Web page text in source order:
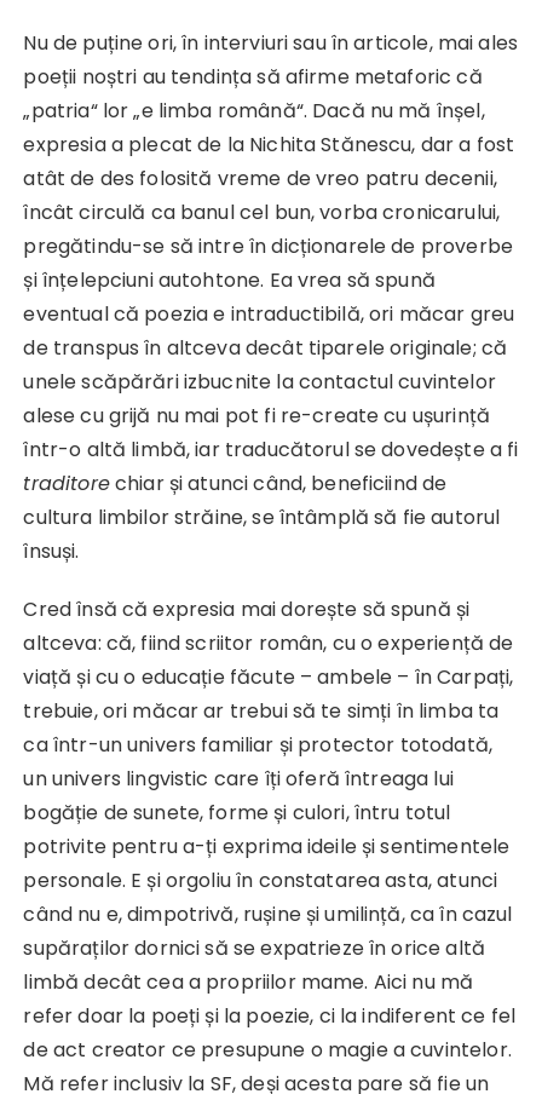
Nu de puține ori, în interviuri sau în articole, mai ales
poeții noștri au tendința să afirme metaforic că
„patria“ lor „e limba română“. Dacă nu mă înșel,
expresia a plecat de la Nichita Stănescu, dar a fost
atât de des folosită vreme de vreo patru decenii,
încât circulă ca banul cel bun, vorba cronicarului,
pregătindu-se să intre în dicționarele de proverbe
și înțelepciuni autohtone. Ea vrea să spună
eventual că poezia e intraductibilă, ori măcar greu
de transpus în altceva decât tiparele originale; că
unele scăpărări izbucnite la contactul cuvintelor
alese cu grijă nu mai pot fi re-create cu ușurință
într-o altă limbă, iar traducătorul se dovedește a fi
traditorechiar și atunci când, beneficiind de
cultura limbilor străine, se întâmplă să fie autorul
însuși.
Cred însă că expresia mai dorește să spună și
altceva: că, fiind scriitor român, cu o experiență de
viață și cu o educație făcute – ambele – în Carpați,
trebuie, ori măcar ar trebui să te simți în limba ta
ca într-un univers familiar și protector totodată,
un univers lingvistic care îți oferă întreaga lui
bogăție de sunete, forme și culori, întru totul
potrivite pentru a-ți exprima ideile și sentimentele
personale. E și orgoliu în constatarea asta, atunci
când nu e, dimpotrivă, rușine și umilință, ca în cazul
supăraților dornici să se expatrieze în orice altă
limbă decât cea a propriilor mame. Aici nu mă
refer doar la poeți și la poezie, ci la indiferent ce fel
de act creator ce presupune o magie a cuvintelor.
Mă refer inclusiv la SF, deși acesta pare să fie un